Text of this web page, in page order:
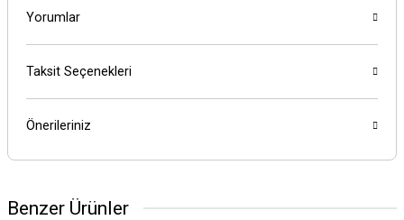
Yorumlar
Taksit Seçenekleri
Önerileriniz
Benzer Ürünler